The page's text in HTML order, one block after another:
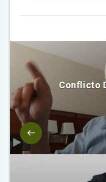
Conflicto